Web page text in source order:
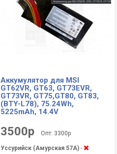
Аккумулятор для MSI
GT62VR, GT63, GT73EVR,
GT73VR, GT75,GT80, GT83,
(BTY-L78), 75.24Wh,
5225mAh, 14.4V
3500р Опт: 3300р
Уссурийск (Амурская 57А) -